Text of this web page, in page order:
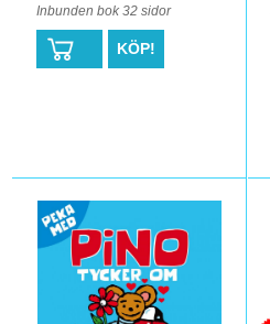
Inbunden bok 32 sidor
KÖP!